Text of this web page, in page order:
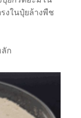
งในปุ๋ยล้างพืช
ก